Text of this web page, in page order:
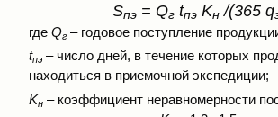
Sпэ = Qг tпэ Kн /(365 q
где Qг– годовое поступление
tпэ – число дней, в течение которых
находиться в приемочной экспедиции;
Kн – коэффициент неравномерности